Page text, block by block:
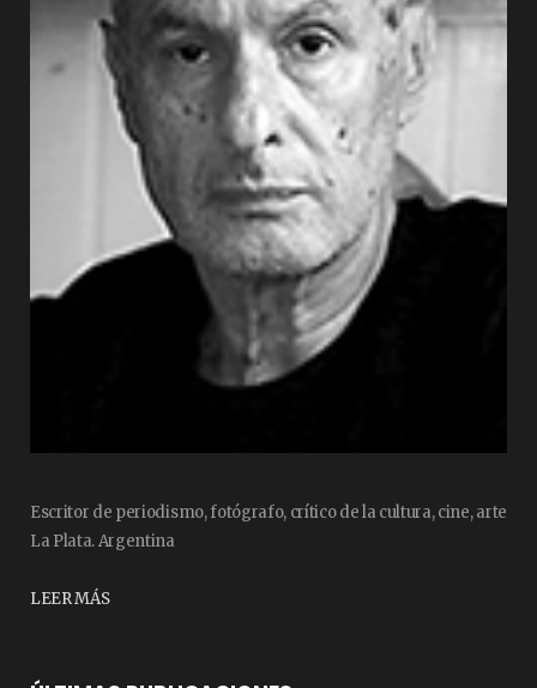
Escritor de periodismo, fotógrafo, crítico de la cultura, cine, arte
La Plata. Argentina
LEER MÁS